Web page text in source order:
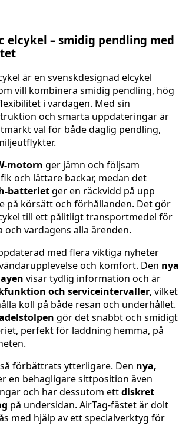
elcykel – smidig pendling med
är en svenskdesignad elcykel
vill kombinera smidig pendling, hög
i vardagen. Med sin
och smarta uppdateringar är
val för både daglig pendling,
motorn ger jämn och följsam
och lättare backar, medan det
batterietger en räckvidd på upp
på körsätt och förhållanden. Det gör
till ett pålitligt transportmedel för
och vardagens alla ärenden.
med flera viktiga nyheter
och komfort. Den nya
visar tydlig information och är
och serviceintervaller, vilket
koll på både resan och underhållet.
gör det snabbt och smidigt
perfekt för laddning hemma, på
förbättrats ytterligare. Den nya,
en behagligare sittposition även
och har dessutom ettdiskret
på undersidan. AirTag-fästet är dolt
med hjälp av ett specialverktyg för